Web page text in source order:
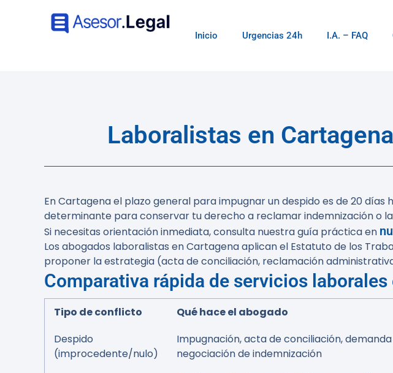
Inicio Urgencias 24h I.A. – FAQ
Laboralistas en
En Cartagena el plazo general para impugnar un despido es de20 días
determinante para conservar tu derecho a reclamar indemnización o
Si necesitas orientación inmediata, consulta nuestra guía práctica en
Los abogados laboralistas en Cartagena aplican el Estatuto de los
proponer la estrategia (acta de conciliación, reclamación
Comparativa rápida de servicios laborales
Tipo de conflicto Qué hace el abogado
Despido
(improcedente/nulo)
Impugnación, acta de conciliación,
negociación de indemnización